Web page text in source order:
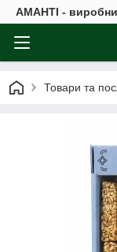
АМАНТІ -
Товари та